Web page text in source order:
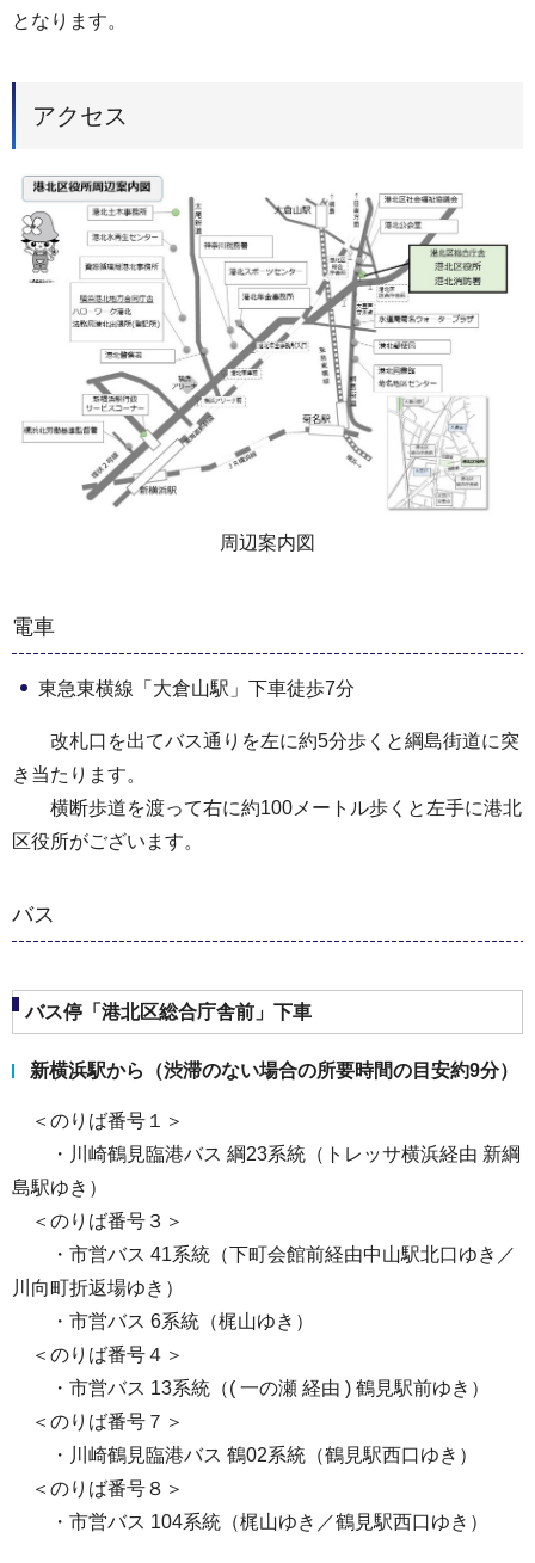
となります。
アクセス
周辺案内図
電車
東急東横線「大倉山駅」下車徒歩7分
改札口を出てバス通りを左に約5分歩くと綱島街道に突
き当たります。
横断歩道を渡って右に約100メートル歩くと左手に港北
区役所がございます。
バス
バス停「港北区総合庁舎前」下車
新横浜駅から（渋滞のない場合の所要時間の目安約9分）
＜のりば番号１＞
・川崎鶴見臨港バス 綱23系統（トレッサ横浜経由 新綱
島駅ゆき）
＜のりば番号３＞
・市営バス 41系統（下町会館前経由中山駅北口ゆき／
川向町折返場ゆき）
・市営バス 6系統（梶山ゆき）
＜のりば番号４＞
・市営バス 13系統（( 一の瀬 経由 ) 鶴見駅前ゆき）
＜のりば番号７＞
・川崎鶴見臨港バス 鶴02系統（鶴見駅西口ゆき）
＜のりば番号８＞
・市営バス 104系統（梶山ゆき／鶴見駅西口ゆき）